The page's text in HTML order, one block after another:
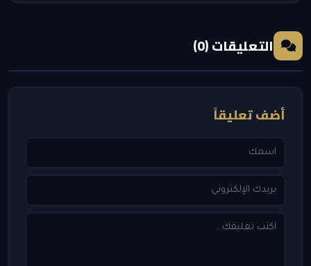
التعليقات (0)
أضف تعليقاً